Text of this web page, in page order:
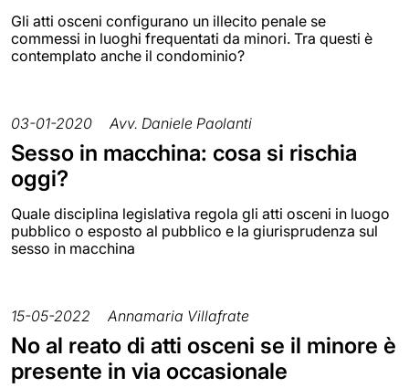
Gli atti osceni configurano un illecito penale se
commessi in luoghi frequentati da minori. Tra questi è
contemplato anche il condominio?
03-01-2020 Avv. Daniele Paolanti
Sesso in macchina: cosa si rischia
oggi?
Quale disciplina legislativa regola gli atti osceni in luogo
pubblico o esposto al pubblico e la giurisprudenza sul
sesso in macchina
15-05-2022 Annamaria Villafrate
No al reato di atti osceni se il minore è
presente in via occasionale